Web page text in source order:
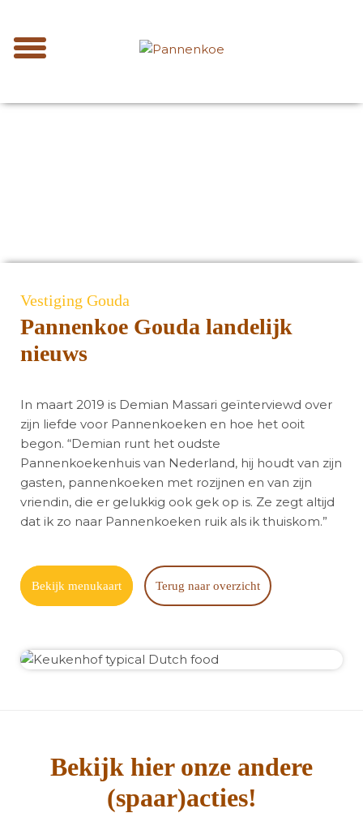
Vestiging Gouda
Pannenkoe Gouda landelijk
nieuws
In maart 2019 is Demian Massari geïnterviewd over
zijn liefde voor Pannenkoeken en hoe het ooit
begon. “Demian runt het oudste
Pannenkoekenhuis van Nederland, hij houdt van zijn
gasten, pannenkoeken met rozijnen en van zijn
vriendin, die er gelukkig ook gek op is. Ze zegt altijd
dat ik zo naar Pannenkoeken ruik als ik thuiskom.”
Bekijk menukaart Terug naar overzicht
Bekijk hier onze andere
(spaar)acties!